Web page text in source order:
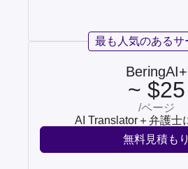
BeringAI+
~ $25
/ページ
最も人気のあるサ
AI Translator＋弁護士
無料見積もり